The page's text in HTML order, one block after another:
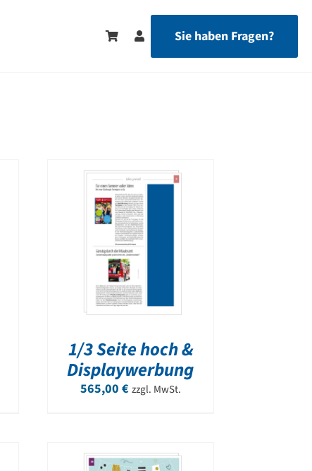
Sie haben Fragen?
1/3 Seite hoch &
Displaywerbung
565,00 € zzgl. MwSt.